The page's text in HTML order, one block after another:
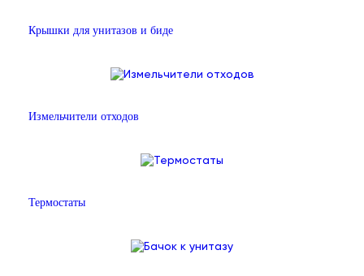
Крышки для унитазов и биде
Измельчители отходов
Термостаты